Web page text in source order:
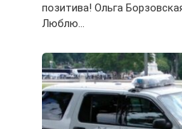
позитива! Ольга
Люблю…